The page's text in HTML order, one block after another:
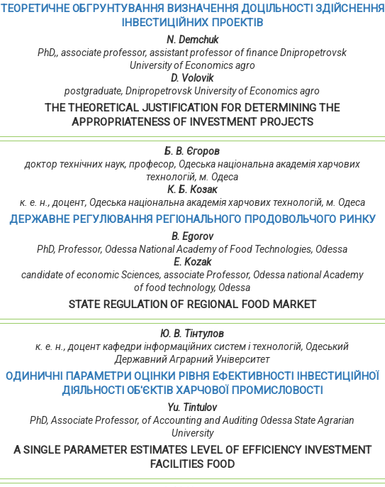
ТЕОРЕТИЧНЕ ОБГРУНТУВАННЯ ВИЗНАЧЕННЯ ДОЦІЛЬНОСТІ ЗДІЙСНЕННЯ
ІНВЕСТИЦІЙНИХ ПРОЕКТІВ
N. Demchuk
PhD,, associate professor, assistant professor of finance Dnipropetrovsk
University of Economics agro
D. Volovik
postgraduate, Dnipropetrovsk University of Economics agro
THE THEORETICAL JUSTIFICATION FOR DETERMINING THE
APPROPRIATENESS OF INVESTMENT PROJECTS
Б. В. Єгоров
доктор технічних наук, професор, Одеська національна академія харчових
технологій, м. Одеса
К. Б. Козак
к. е. н., доцент, Одеська національна академія харчових технологій, м. Одеса
ДЕРЖАВНЕ РЕГУЛЮВАННЯ РЕГІОНАЛЬНОГО ПРОДОВОЛЬЧОГО РИНКУ
B. Egorov
PhD, Professor, Odessa National Academy of Food Technologies, Odessa
E. Kozak
candidate of economic Sciences, associate Professor, Odessa national Academy
of food technology, Odessa
STATE REGULATION OF REGIONAL FOOD MARKET
Ю. В. Тінтулов
к. е. н., доцент кафедри інформаційних систем і технологій, Одеський
Державний Аграрний Університет
ОДИНИЧНІ ПАРАМЕТРИ ОЦІНКИ РІВНЯ ЕФЕКТИВНОСТІ ІНВЕСТИЦІЙНОЇ
ДІЯЛЬНОСТІ ОБ'ЄКТІВ ХАРЧОВОЇ ПРОМИСЛОВОСТІ
Yu. Tintulov
PhD, Associate Professor, of Accounting and Auditing Odessa State Agrarian
University
A SINGLE PARAMETER ESTIMATES LEVEL OF EFFICIENCY INVESTMENT
FACILITIES FOOD